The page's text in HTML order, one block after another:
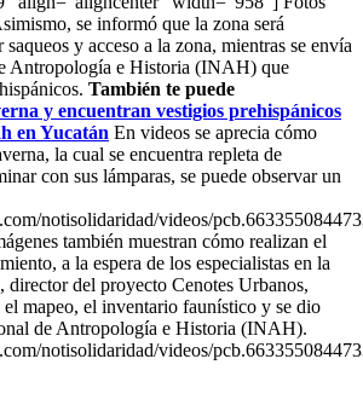
se informó que la zona será
y acceso a la zona, mientras se envía
Antropología e Historia (INAH) que
También te puede
y encuentran vestigios prehispánicos
en Yucatán En videos se aprecia cómo
la cual se encuentra repleta de
con sus lámparas, se puede observar un
notisolidaridad/videos/
también muestran cómo realizan el
a la espera de los especialistas en la
director del proyecto Cenotes Urbanos,
mapeo, el inventario faunístico y se dio
de Antropología e Historia (INAH).
notisolidaridad/videos/